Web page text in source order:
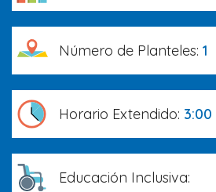
Número de Planteles: 1
Horario Extendido: 3:00
Educación Inclusiva: